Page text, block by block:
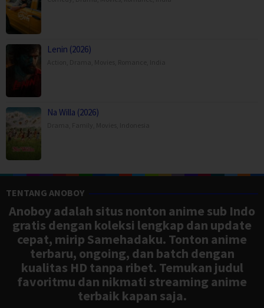
Lenin (2026)
Na Willa (2026)
TENTANG ANOBOY
Anoboy adalah situs nonton anime sub Indo
gratis dengan koleksi lengkap dan update
cepat, mirip Samehadaku. Tonton anime
terbaru, ongoing, dan batch dengan
kualitas HD tanpa ribet. Temukan judul
favoritmu dan nikmati streaming anime
terbaik kapan saja.